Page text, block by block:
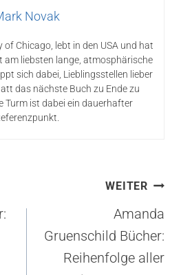
Novak
Chicago, lebt in den USA und hat
am liebsten lange, atmosphärische
sich dabei, Lieblingsstellen lieber
das nächste Buch zu Ende zu
Turm ist dabei ein dauerhafter
WEITER
Amanda
Gruenschild Bücher:
Reihenfolge aller